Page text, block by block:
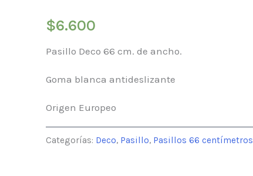
$6.600
Pasillo Deco 66 cm. de ancho.
Goma blanca antideslizante
Origen Europeo
Categorías: Deco, Pasillo, Pasillos 66 centímetros